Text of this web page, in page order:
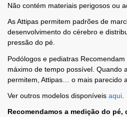
Não contém materiais perigosos ou
As Attipas permitem padrões de
desenvolvimento do cérebro e
pressão do pé.
Podólogos e pediatras
máximo de tempo possível. Quando
permitem, Attipas… o mais parecido
Ver outros modelos disponíveis aqui
Recomendamos a medição do pé,